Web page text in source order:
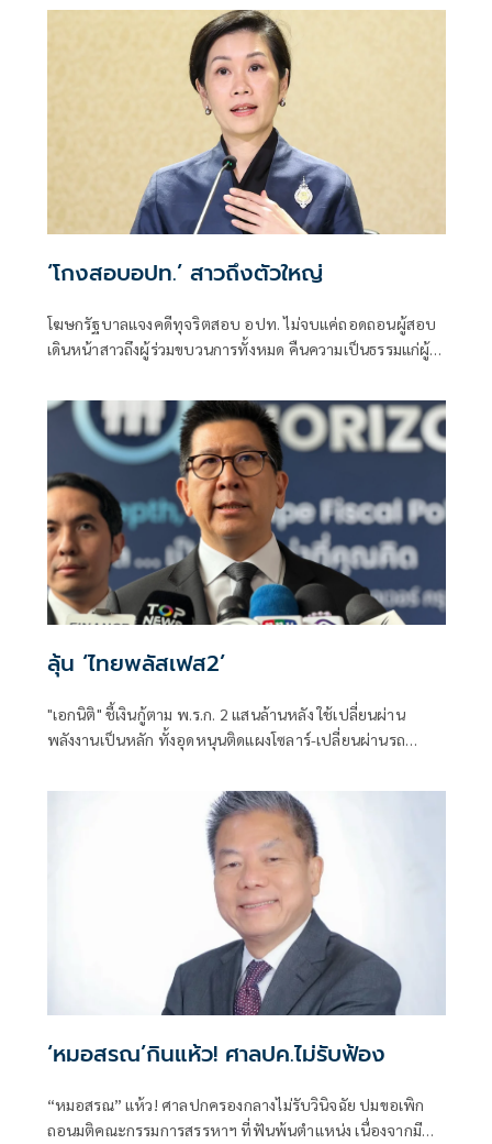
เจ้าของเป็นผู้ต้องหาร่วม
‘โกงสอบอปท.’ สาวถึงตัวใหญ่
โฆษกรัฐบาลแจงคดีทุจริตสอบ อปท. ไม่จบแค่ถอดถอนผู้สอบ
เดินหน้าสาวถึงผู้ร่วมขบวนการทั้งหมด คืนความเป็นธรรมแก่ผู้
ประชาชนต่อระบบการสอบเข้ารับราชการทุกระดับ
ลุ้น ‘ไทยพลัสเฟส2’
"เอกนิติ" ชี้เงินกู้ตาม พ.ร.ก. 2 แสนล้านหลัง ใช้เปลี่ยนผ่าน
พลังงานเป็นหลัก ทั้งอุดหนุนติดแผงโซลาร์-เปลี่ยนผ่านรถ
พร้อมให้ใช้กับไทยเที่ยวไทยพลัส ส่วนไทยช่วยไทยพลัส เฟส 2
รอประเมินความเหมาะสม นายกฯ เผยจะพยายาม
‘หมอสรณ’กินแห้ว! ศาลปค.ไม่รับฟ้อง
“หมอสรณ” แห้ว! ศาลปกครองกลางไม่รับวินิจฉัย ปมขอเพิก
ถอนมติคณะกรรมการสรรหาฯ ที่ฟันพ้นตำแหน่ง เนื่องจากมี